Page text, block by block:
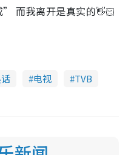
” 而我离开是真实的👋🏻
电视
TVB